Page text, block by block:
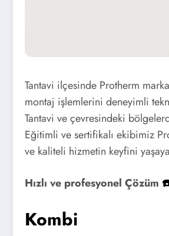
Tantavi ilçesinde Protherm
montaj işlemlerini deneyimli
Tantavi ve çevresindeki
Eğitimli ve sertifikalı ekibimiz
ve kaliteli hizmetin keyfini
Hızlı ve profesyonel Çözüm
Kombi